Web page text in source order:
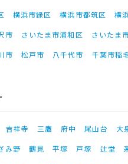
横浜市緑区 横浜市都筑区 横
市 さいたま市浦和区 さいたま
市 松戸市 八千代市 千葉市稲
吉祥寺 三鷹 府中 尾山台 大
み野 鶴見 平塚 戸塚 辻堂